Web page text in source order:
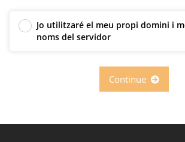
Jo utilitzaré el meu propi domini i
noms del servidor